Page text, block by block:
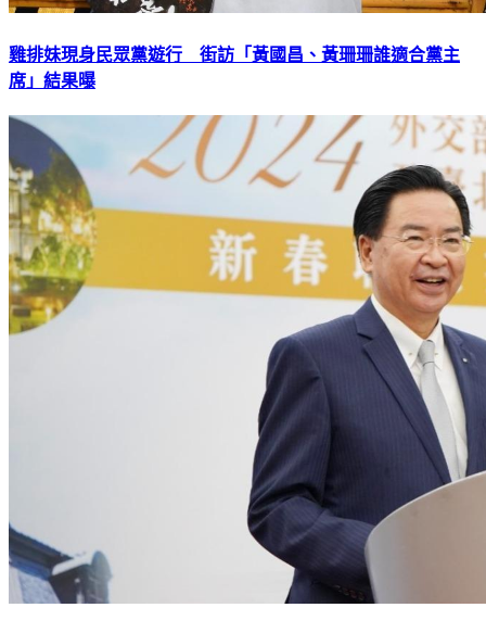
雞排妹現身民眾黨遊行 街訪「黃國昌、黃珊珊誰適合黨主
席」結果曝